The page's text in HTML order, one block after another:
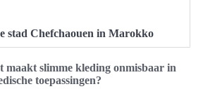
stad Chefchaouen in Marokko
maakt slimme kleding onmisbaar in
toepassingen?